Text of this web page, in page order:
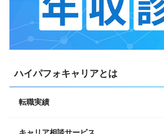
ハイパフォキャリアとは
転職実績